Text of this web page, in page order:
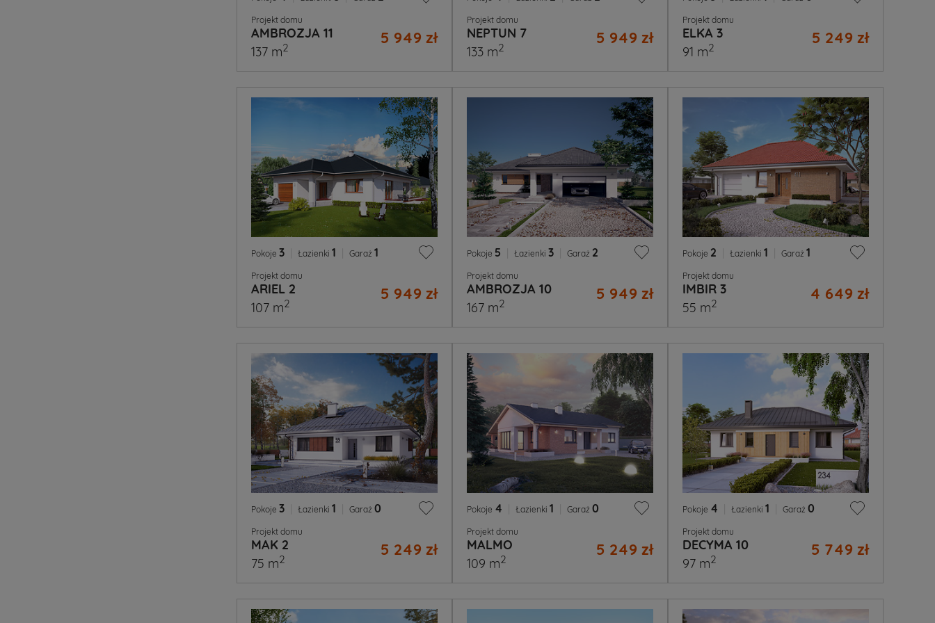
Projekt domu
AMBROZJA 11 5 949 zł
137 m2
Projekt domu
NEPTUN 7 5 949 zł
133 m2
Projekt domu
ELKA 3 5 249 zł
91 m2
Pokoje 3 Łazienki 1 Garaż 1
Projekt domu
ARIEL 2 5 949 zł
107 m2
Pokoje 5 Łazienki 3 Garaż 2
Projekt domu
AMBROZJA 10 5 949 zł
167 m2
Pokoje 2 Łazienki 1 Garaż 1
Projekt domu
IMBIR 3 4 649 zł
55 m2
Pokoje 3 Łazienki 1 Garaż 0
Projekt domu
MAK 2 5 249 zł
75 m2
Pokoje 4 Łazienki 1 Garaż 0
Projekt domu
MALMO 5 249 zł
109 m2
Pokoje 4 Łazienki 1 Garaż 0
Projekt domu
DECYMA 10 5 749 zł
97 m2